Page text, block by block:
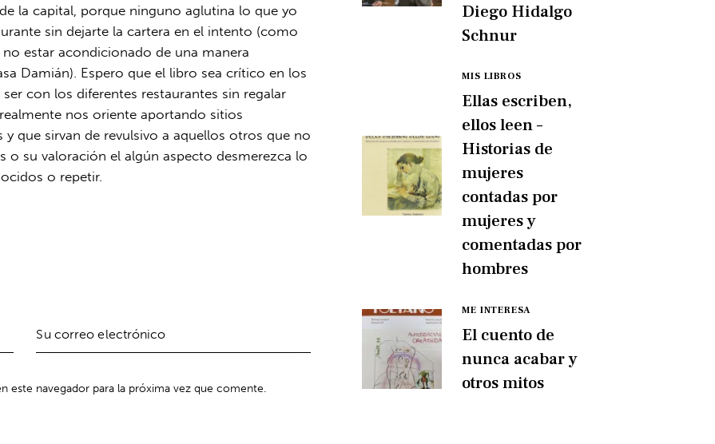
la capital, porque ninguno aglutina lo que yo
sin dejarte la cartera en el intento (como
no estar acondicionado de una manera
Damián). Espero que el libro sea crítico en los
con los diferentes restaurantes sin regalar
nos oriente aportando sitios
que sirvan de revulsivo a aquellos otros que no
o su valoración el algún aspecto desmerezca lo
o repetir.
navegador para la próxima vez que comente.
Diego Hidalgo
Schnur
MIS LIBROS
Ellas escriben,
ellos leen –
Historias de
mujeres
contadas por
mujeres y
comentadas por
hombres
ME INTERESA
El cuento de
nunca acabar y
otros mitos